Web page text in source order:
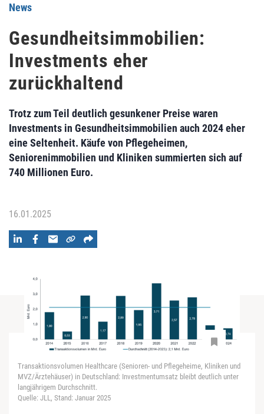
News
Gesundheitsimmobilien:
Investments eher
zurückhaltend
Trotz zum Teil deutlich gesunkener Preise waren
Investments in Gesundheitsimmobilien auch 2024 eher
eine Seltenheit. Käufe von Pflegeheimen,
Seniorenimmobilien und Kliniken summierten sich auf
740 Millionen Euro.
16.01.2025
Transaktionsvolumen Healthcare (Senioren- und Pflegeheime, Kliniken und
MVZ/Ärztehäuser) in Deutschland: Investmentumsatz bleibt deutlich unter
langjährigem Durchschnitt.
Quelle: JLL, Stand: Januar 2025